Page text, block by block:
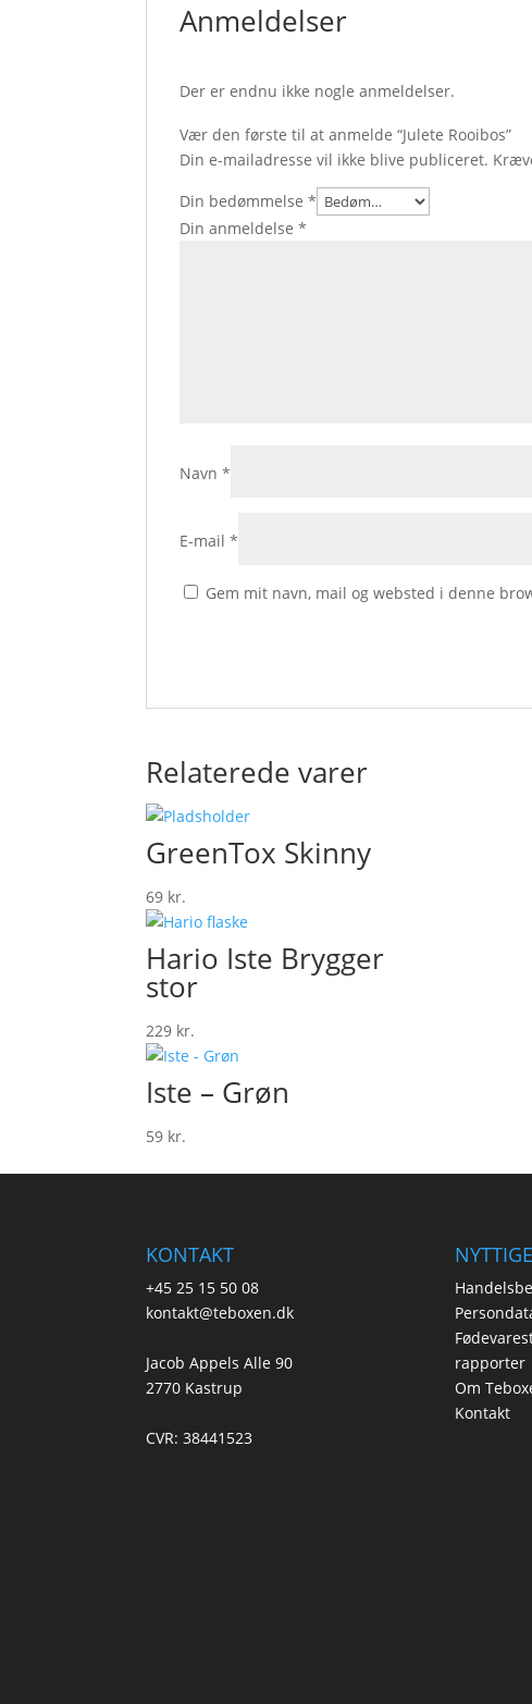
Anmeldelser
Der er endnu ikke nogle anmeldelser.
Vær den første til at anmelde “Julete Rooibos”
Din e-mailadresse vil ikke blive publiceret.
Din bedømmelse*
Din anmeldelse*
Navn*
E-mail*
Gem mit navn, mail og websted i denne
Relaterede varer
GreenTox Skinny
69 kr.
Hario Iste Brygger
stor
229 kr.
Iste – Grøn
59 kr.
KONTAKT
+45 25 15 50 08
kontakt@teboxen.dk
Jacob Appels Alle 90
2770 Kastrup
CVR: 38441523
rapporter
Om
Kontakt